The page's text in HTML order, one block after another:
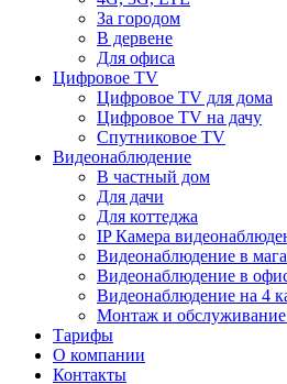
За городом
В дервене
Для офиса
Цифровое TV
Цифровое TV для дома
Цифровое TV на дачу
Спутниковое TV
Видеонаблюдение
В частный дом
Для дачи
Для коттеджа
IP Камера
Видеонаблюдение в
Видеонаблюдение в
Видеонаблюдение на 4
Монтаж и
Тарифы
О компании
Контакты